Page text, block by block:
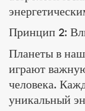
Принцип 2:
Планеты в
играют
человека.
уникальный